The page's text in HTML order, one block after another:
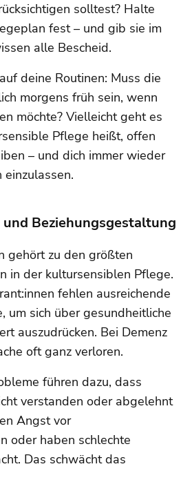
solltest? Halte
fest – und gib sie im
alle Bescheid.
deine Routinen: Muss die
morgens früh sein, wenn
möchte? Vielleicht geht es
Pflege heißt, offen
– und dich immer wieder
einzulassen.
Beziehungsgestaltung
gehört zu den größten
in der kultursensiblen Pflege.
fehlen ausreichende
um sich über gesundheitliche
auszudrücken. Bei Demenz
oft ganz verloren.
führen dazu, dass
verstanden oder abgelehnt
Angst vor
oder haben schlechte
Das schwächt das